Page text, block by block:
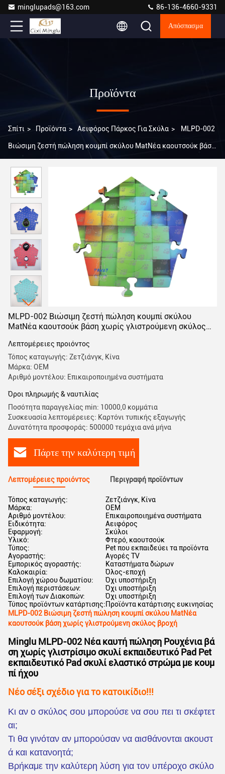
minglupads@163.com 86-136-4660-9331
Απόσπασμα
Προϊόντα
Σπίτι > Προϊόντα > Αειφόρος Πάρκος Για Σκύλα > MLPD-002
Βιώσιμη ζεστή πώληση κουμπί σκύλου MatΝέα καουτσούκ βάση
MLPD-002 Βιώσιμη ζεστή πώληση κουμπί σκύλου
MatΝέα καουτσούκ βάση χωρίς γλιστρούμενη σκύλος
Λεπτομέρειες προιόντος
Τόπος καταγωγής: Ζετζιάνγκ, Κίνα
Μάρκα: OEM
Αριθμό μοντέλου: Επικαιροποιημένα συστήματα
Όροι πληρωμής & ναυτιλίας
Ποσότητα παραγγελίας min: 10000,0 κομμάτια
Συσκευασία λεπτομέρειες: Καρτόνι τυπικής εξαγωγής
Δυνατότητα προσφοράς: 500000 τεμάχια ανά μήνα
Πάρτε την καλύτερη τιμή
Λεπτομέρειες προιόντος Περιγραφή προϊόντων
Τόπος καταγωγής:
Ζετζιάνγκ, Κίνα
Μάρκα:
OEM
Αριθμό μοντέλου:
Επικαιροποιημένα συστήματα
Ειδικότητα:
Αειφόρος
Εφαρμογή:
Σκύλοι
Υλικό:
Φτερό, καουτσούκ
Τύπος:
Pet που εκπαιδεύει τα προϊόντα
Αγοραστής:
Αγορές TV
Εμπορικός αγοραστής:
Καταστήματα δώρων
Καλοκαιρία:
Όλος-εποχή
Επιλογή χώρου δωματίου:
Όχι υποστήριξη
Επιλογή περιστάσεων:
Όχι υποστήριξη
Επιλογή των Διακοπών:
Όχι υποστήριξη
Τύπος προϊόντων κατάρτισης:Προϊόντα κατάρτισης ευκινησίας
MLPD-002 Βιώσιμη ζεστή πώληση κουμπί σκύλου MatΝέα
καουτσούκ βάση χωρίς γλιστρούμενη σκύλος βροχή
Minglu MLPD-002 Νέα καυτή πώληση Ρουχένια βά
ση χωρίς γλιστρίσιμο σκυλί εκπαιδευτικό Pad Pet
εκπαιδευτικό Pad σκυλί ελαστικό στρώμα με κουμ
πί ήχου
Νέο σέξι σχέδιο για το κατοικίδιο!!!
Κι αν ο σκύλος σου μπορούσε να σου πει τι σκέφτετ
αι;
Τι θα γινόταν αν μπορούσαν να αισθάνονται ακουστ
ά και κατανοητά;
Βρήκαμε την καλύτερη λύση για τον υπέροχο σκύλο